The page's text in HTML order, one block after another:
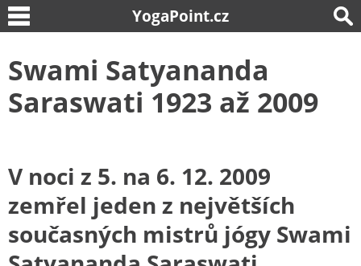
YogaPoint.cz
Swami Satyananda
Saraswati 1923 až 2009
V noci z 5. na 6. 12. 2009
zemřel jeden z největších
současných mistrů jógy Swami